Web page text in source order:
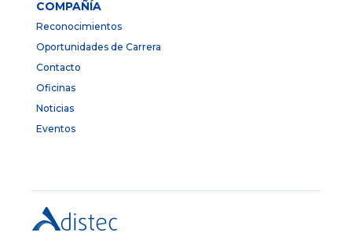
COMPAÑÍA
Reconocimientos
Oportunidades de Carrera
Contacto
Oficinas
Noticias
Eventos